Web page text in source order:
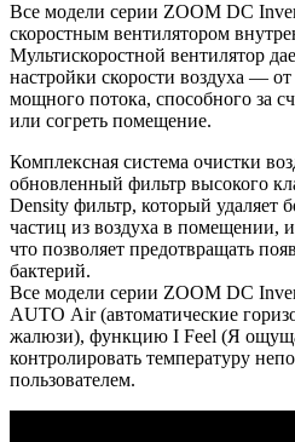
Все модели серии ZOOM DC
скоростным вентилятором
Мультискоростной вентилятор
настройки скорости воздуха —
мощного потока, способного за
или согреть помещение.
Комплексная система очистки
обновленный фильтр высокого
Density фильтр, который удаляет
частиц из воздуха в помещении,
что позволяет предотвращать
бактерий.
Все модели серии ZOOM DC
AUTO Air (автоматические
жалюзи), функцию I Feel (Я
контролировать температуру
пользователем.